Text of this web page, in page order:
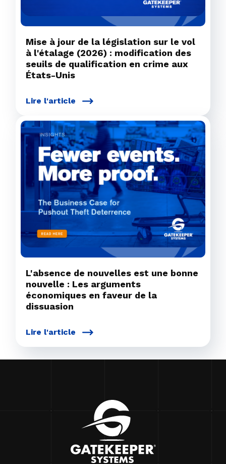
Mise à jour de la législation sur le vol
à l'étalage (2026) : modification des
seuils de qualification en crime aux
États-Unis
Lire l'article
L'absence de nouvelles est une bonne
nouvelle : Les arguments
économiques en faveur de la
dissuasion
Lire l'article